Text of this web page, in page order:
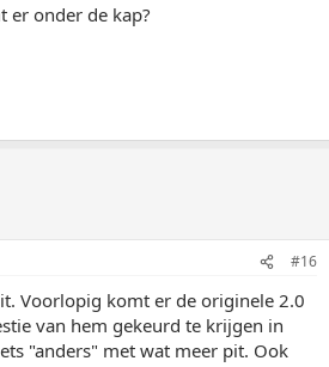
er onder de kap?
#16
Voorlopig komt er de originele 2.0
van hem gekeurd te krijgen in
"anders" met wat meer pit. Ook